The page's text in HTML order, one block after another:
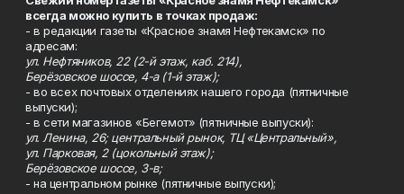
всегда можно купить в точках продаж:
- в редакции газеты «Красное знамя Нефтекамск» по
адресам:
ул. Нефтяников, 22 (2-й этаж, каб. 214),
Берёзовское шоссе, 4-а (1-й этаж);
- во всех почтовых отделениях нашего города (пятничные
выпуски);
- в сети магазинов «Бегемот» (пятничные выпуски):
ул. Ленина, 26; центральный рынок, ТЦ «Центральный»,
ул. Парковая, 2 (цокольный этаж);
Берёзовское шоссе, 3-в;
- на центральном рынке (пятничные выпуски);